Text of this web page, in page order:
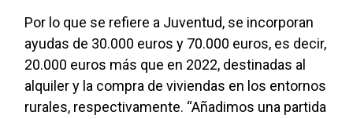
Por lo que se refiere a Juventud, se incorporan
ayudas de 30.000 euros y 70.000 euros, es decir,
20.000 euros más que en 2022, destinadas al
alquiler y la compra de viviendas en los entornos
rurales, respectivamente. “Añadimos una partida